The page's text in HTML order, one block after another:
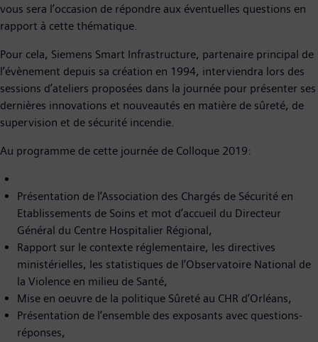
vous sera l’occasion de répondre aux éventuelles questions en
rapport à cette thématique.
Pour cela, Siemens Smart Infrastructure, partenaire principal de
l’évènement depuis sa création en 1994, interviendra lors des
sessions d’ateliers proposées dans la journée pour présenter ses
dernières innovations et nouveautés en matière de sûreté, de
supervision et de sécurité incendie.
Au programme de cette journée de Colloque 2019:
Présentation de l’Association des Chargés de Sécurité en
Etablissements de Soins et mot d’accueil du Directeur
Général du Centre Hospitalier Régional,
Rapport sur le contexte réglementaire, les directives
ministérielles, les statistiques de l’Observatoire National de
la Violence en milieu de Santé,
Mise en oeuvre de la politique Sûreté au CHR d’Orléans,
Présentation de l’ensemble des exposants avec questions-
réponses,